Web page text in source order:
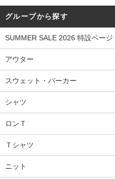
グループから探す
SUMMER SALE 2026 特設ページ
アウター
スウェット・パーカー
シャツ
ロンＴ
Ｔシャツ
ニット